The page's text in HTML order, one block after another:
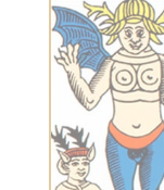
désirs,
tentations
Cette carte
mettre en
les aspects